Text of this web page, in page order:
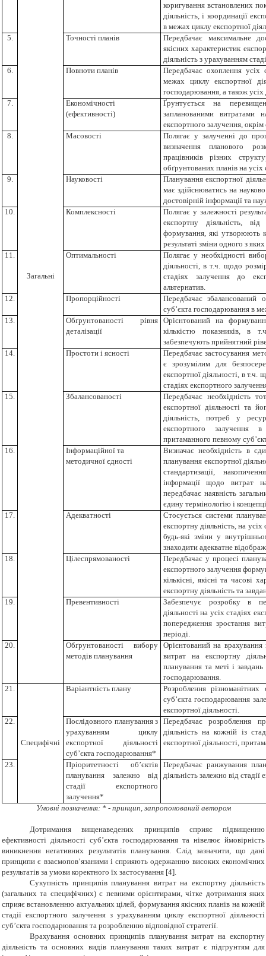
Загальні
коригування встановлених
діяльність, і координації
в межах циклу експортної
5.
Точності планів
Передбачає максимальне
якісних характеристик
діяльність з урахуванням
6.
Повноти планів
Передбачає охоплення усіх
межах циклу експортної
господарювання, а також усіх
7.
Економічності
(ефективності)
Ґрунтується на
запланованими витратами
експортного залучення, окрім
8.
Масовості
Полягає у залученні до
визначення планового
працівників різних
обґрунтованих планів на
9.
Науковості
Планування експортної
має здійснюватись на
достовірній інформації та
10.
Комплексності
Полягає у залежності
експортну діяльність,
формування, які утворюють
результаті зміни одного з
11.
Оптимальності
Полягає у необхідності
діяльності, в т.ч. щодо
стадіях залучення до
альтернатив.
12.
Пропорційності Передбачає збалансований
суб’єкта господарюванняв
13.
Обґрунтованості рівня
деталізації
Орієнтований на
кількістю показників, в
забезпечують прийнятний
14.
Простоти і ясності
Передбачає застосування
є зрозумілим для
експортної діяльності, в т.ч.
стадіях експортного
15.
Збалансованості
Передбачає необхідність
експортної діяльності та
діяльність, потреб у
експортного залучення
притаманного певному
16.
Інформаційної та
методичної єдності
Визначає необхідність в
планування експортної
стандартизації,
інформації щодо витрат
передбачає наявність
єдину термінологію і
17.
Адекватності
Стосується системи
експортну діяльність, на
будь-які зміни у
знаходити адекватне
18.
Цілеспрямованості
Передбачає у процесі
експортного залучення
кількісні, якісні та часові
експортну діяльність та
19.
Превентивності
Забезпечує розробку в
діяльності на усіх стадіях
попередження зростання
періоді.
20.
Обґрунтованості вибору
методів планування
Орієнтований на врахування
витрат на експортну
планування та меті і завдань
господарювання.
21.
Специфічні
Варіантність плану
Розроблення різноманітних
суб’єкта господарювання
експортної діяльності.
22.
Послідовного планування з
урахуванням циклу
експортної діяльності
суб’єкта господарювання*
Передбачає розроблення
діяльність на кожній із
експортної діяльності,
23.
Пріоритетності об’єктів
планування залежно від
стадії експортного
залучення*
Передбачає ранжування
діяльність залежно від
Умовні позначення: * - принцип, запропонований автором
Дотримання вищенаведених принципів сприяє підвищенню
ефективності діяльності суб’єкта господарювання та нівелює ймовірність
виникнення негативних результатів планування. Слід зазначити, що дані
принципи є взаємопов’язаними і сприяють одержанню високих економічних
результатів за умови коректного їх застосування [4].
Сукупність принципів планування витрат на експортну діяльність
(загальних та специфічних) є певними орієнтирами, чітке дотримання яких
сприяє встановленню актуальних цілей, формування якісних планів на кожній
стадії експортного залучення з урахуванням циклу експортної діяльності
суб’єкта господарювання та розробленню відповідної стратегії.
Врахування основних принципів планування витрат на експортну
діяльність та основних видів планування таких витрат є підгрунтям для